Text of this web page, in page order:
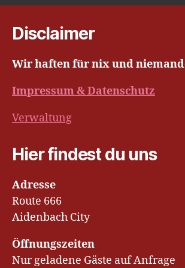
Beiträge
Disclaimer
Wir haften für nix und
Impressum & Datenschutz
Verwaltung
Hier findest du uns
Adresse
Route 666
Aidenbach City
Öffnungszeiten
Nur geladene Gäste auf Anfrage